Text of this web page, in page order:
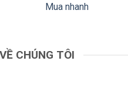
Mua nhanh
CHÚNG TÔI